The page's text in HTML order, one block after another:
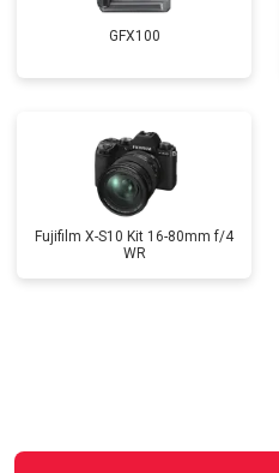
GFX100
Fujifilm X-S10 Kit 16-80mm f/4
WR